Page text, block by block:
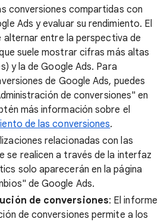
conversiones compartidas con
Ads y evaluar su rendimiento. El
entre la perspectiva de
suele mostrar cifras más altas
y la de Google Ads. Para
de Google Ads, puedes
de conversiones" en
más información sobre el
de las conversiones.
relacionadas con las
se realicen a través de la interfaz
solo aparecerán en la página
de Google Ads.
de conversiones: El informe
de conversiones permite a los